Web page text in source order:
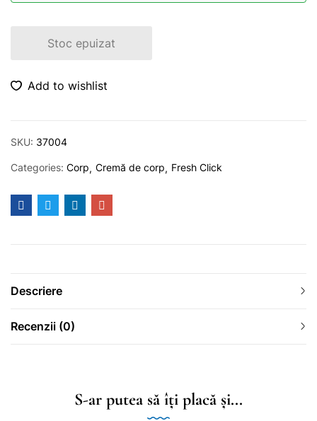
Stoc epuizat
Add to wishlist
SKU: 37004
Categories: Corp Cremă de corp Fresh Click
Descriere
Recenzii (0)
S-ar putea să îți placă și...